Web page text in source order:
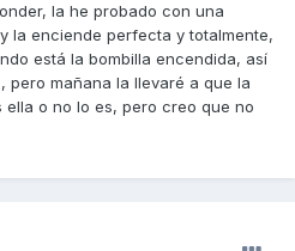
la he probado con una
la enciende perfecta y totalmente,
está la bombilla encendida, así
pero mañana la llevaré a que la
o no lo es, pero creo que no